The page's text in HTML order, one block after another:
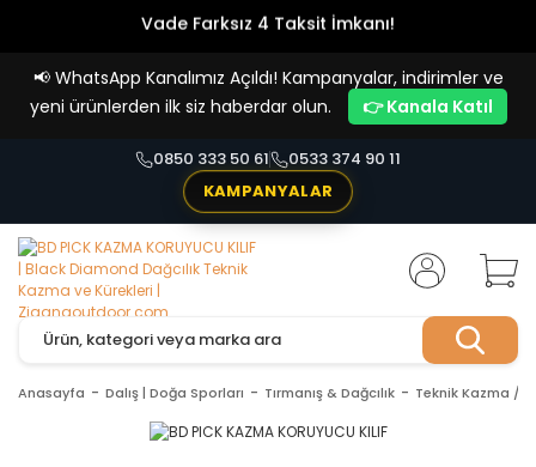
Vade Farksız 4 Taksit İmkanı!
📢 WhatsApp Kanalımız Açıldı! Kampanyalar, indirimler ve
yeni ürünlerden ilk siz haberdar olun.
👉 Kanala Katıl
0850 333 50 61
0533 374 90 11
KAMPANYALAR
Anasayfa Dalış | Doğa Sporları Tırmanış & Dağcılık Teknik Kazma /